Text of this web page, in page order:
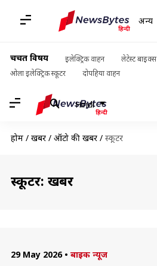
अन्य
चर्चित विषय इलेक्ट्रिक वाहन लेटेस्ट बाइक्स
ओला इलेक्ट्रिक स्कूटर
दोपहिया वाहन
Hindi
होम / खबरें / ऑटो की खबरें / स्कूटर
स्कूटर: खबरें
29 May 2026 • बाइक न्यूज